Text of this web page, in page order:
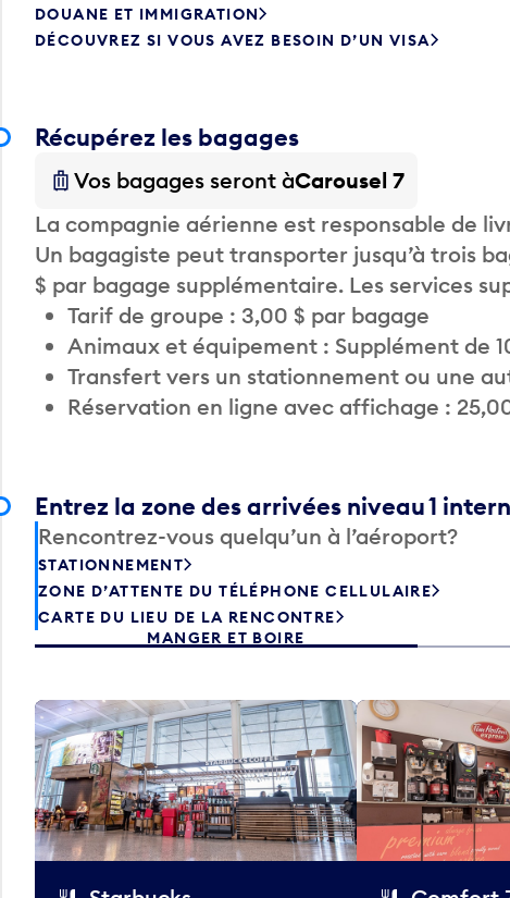
DOUANE ET IMMIGRATION
DÉCOUVREZ SI VOUS AVEZ BESOIN D’UN VISA
Récupérez les bagages
Vos bagages seront àCarousel 7
La compagnie aérienne est responsable de
Un bagagiste peut transporter jusqu’à trois
$ par bagage supplémentaire. Les services
Tarif de groupe : 3,00 $ par bagage
Animaux et équipement : Supplément de
Transfert vers un stationnement ou une
Réservation en ligne avec affichage :
Entrez la zone des arrivées niveau 1
Rencontrez-vous quelqu’un à l’aéroport?
STATIONNEMENT
ZONE D’ATTENTE DU TÉLÉPHONE CELLULAIRE
CARTE DU LIEU DE LA RENCONTRE
MANGER ET BOIRE